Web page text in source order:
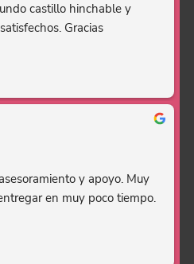
castillo hinchable y
Gracias
y apoyo. Muy
en muy poco tiempo.